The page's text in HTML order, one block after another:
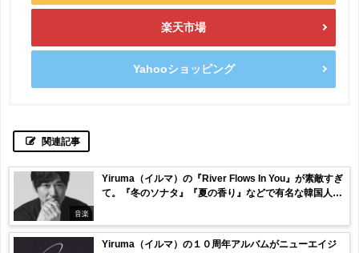
楽天市場
Yahooショッピング
関連記事
音楽
Yiruma（イルマ）の『River Flows In You』が素敵すぎ
て。『冬のソナタ』『夏の香り』などで有名な韓国人ピ
Yiruma（イルマ）の１０周年アルバムがニューエイジ